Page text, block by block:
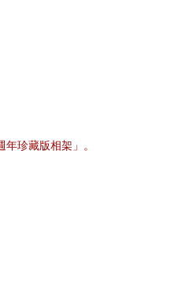
珍藏版相架」。